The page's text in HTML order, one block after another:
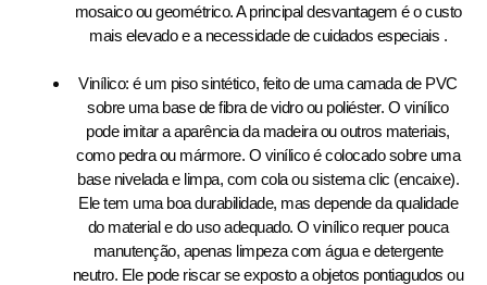
mosaico ou geométrico. A principal desvantagem é o custo
mais elevado e a necessidade de cuidados especiais .
Vinílico: é um piso sintético, feito de uma camada de PVC
sobre uma base de fibra de vidro ou poliéster. O vinílico
pode imitar a aparência da madeira ou outros materiais,
como pedra ou mármore. O vinílico é colocado sobre uma
base nivelada e limpa, com cola ou sistema clic (encaixe).
Ele tem uma boa durabilidade, mas depende da qualidade
do material e do uso adequado. O vinílico requer pouca
manutenção, apenas limpeza com água e detergente
neutro. Ele pode riscar se exposto a objetos pontiagudos ou